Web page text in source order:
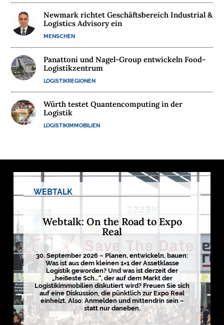
R
N
H
M
E
N
W
E
A
R
E
M
I
E
N

Newmark richtet Geschäftsbereich Industrial &
Logistics Advisory ein
MENSCHEN
Panattoni und Nagel-Group entwickeln Food-
Logistikzentrum
LOGISTIKREGIONEN
Würth testet Quantencomputing in der
Logistik
LOGISTIKIMMOBILIEN
WEBTALK
Webtalk: On the Road to Expo
Real
30. September 2026 – Planen, entwickeln, bauen:
Was ist aus dem kleinen 1×1 der Assetklasse
Logistik geworden? Und was ist derzeit der
„heißeste Sch…“, der auf dem Markt der
Logistikimmobilien diskutiert wird? Freuen Sie sich
auf eine Diskussion, die pünktlich zur Expo Real
einheizt. Also: Anmelden und mittendrin sein –
statt nur daneben.